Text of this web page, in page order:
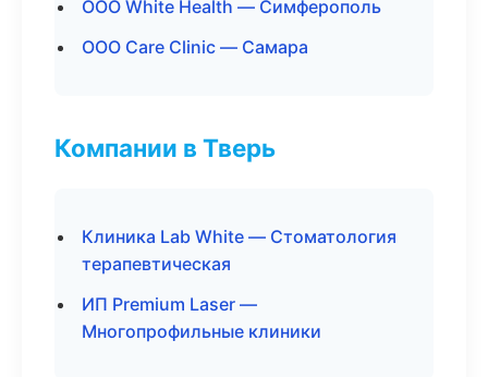
ООО White Health — Симферополь
ООО Care Clinic — Самара
Компании в Тверь
Клиника Lab White — Стоматология
терапевтическая
ИП Premium Laser —
Многопрофильные клиники